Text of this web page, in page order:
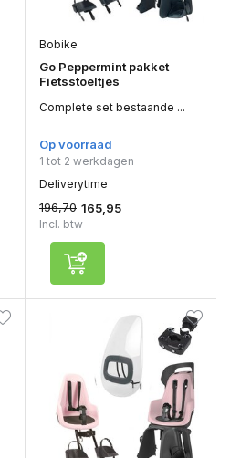
Bobike
Go Peppermint pakket
Fietsstoeltjes
Complete set bestaande ...
Op voorraad
1 tot 2 werkdagen
Deliverytime
196,70 165,95
Incl. btw